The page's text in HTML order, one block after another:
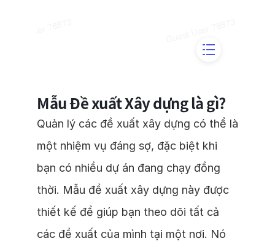
Mẫu Đề xuất Xây dựng là gì?
Quản lý các đề xuất xây dựng có thể là
một nhiệm vụ đáng sợ, đặc biệt khi
bạn có nhiều dự án đang chạy đồng
thời. Mẫu đề xuất xây dựng này được
thiết kế để giúp bạn theo dõi tất cả
các đề xuất của mình tại một nơi. Nó